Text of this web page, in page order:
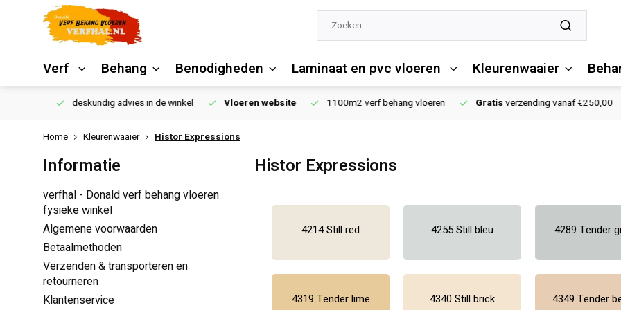
Verf Behang Benodigheden Laminaat en pvc vloeren Kleurenwaaier
deskundig advies in de winkel Vloeren website 1100m2 verf behang vloeren Gratisverzending vanaf €250,00
Home Kleurenwaaier Histor Expressions
Informatie
verfhal - Donald verf behang vloeren
fysieke winkel
Algemene voorwaarden
Betaalmethoden
Verzenden & transporteren en
retourneren
Klantenservice
Histor Expressions
4214 Still red 4255 Still bleu 4289 Tender
4319 Tender lime 4340 Still brick 4349 Tender